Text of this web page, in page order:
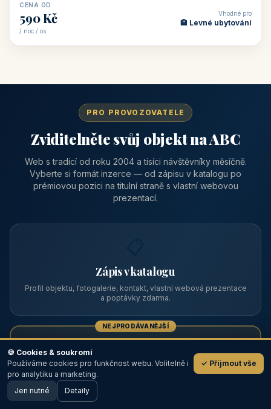
CENA OD
590 Kč
/ noc / os.
Vhodné pro
🏨 Levné ubytování
PRO PROVOZOVATELE
Zviditelněte svůj objekt na ABC
Web s tradicí od roku 2004 a tisíci návštěvníky měsíčně.
Vyberte si formát inzerce — od zápisu v katalogu po
prémiovou pozici na titulní straně s vlastní webovou
prezentací.
Zápis v katalogu
Profil objektu, fotogalerie, kontakt, vlastní webová prezentace
a poptávky zdarma.
NEJPRODÁVANĚJŠÍ
Prémiový partner
TOP pozice na titulce, přednost ve výpisech, zlatý odznak a
💬
🖥️ Desktop verze
🍪 Cookies & soukromí
Používáme cookies pro funkčnost webu. Volitelně i
pro analytiku a marketing.
✓ Přijmout vše
Jen nutné Detaily